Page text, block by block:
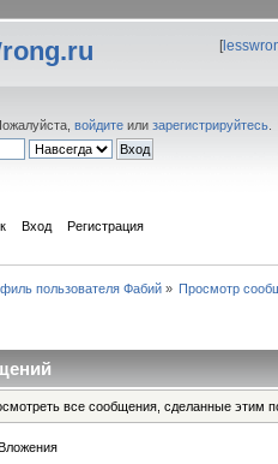
[
войдите или зарегистрируйтесь
Вход Регистрация
пользователя Фабий» Просмотр
все сообщения, сделанные этим
Вложения